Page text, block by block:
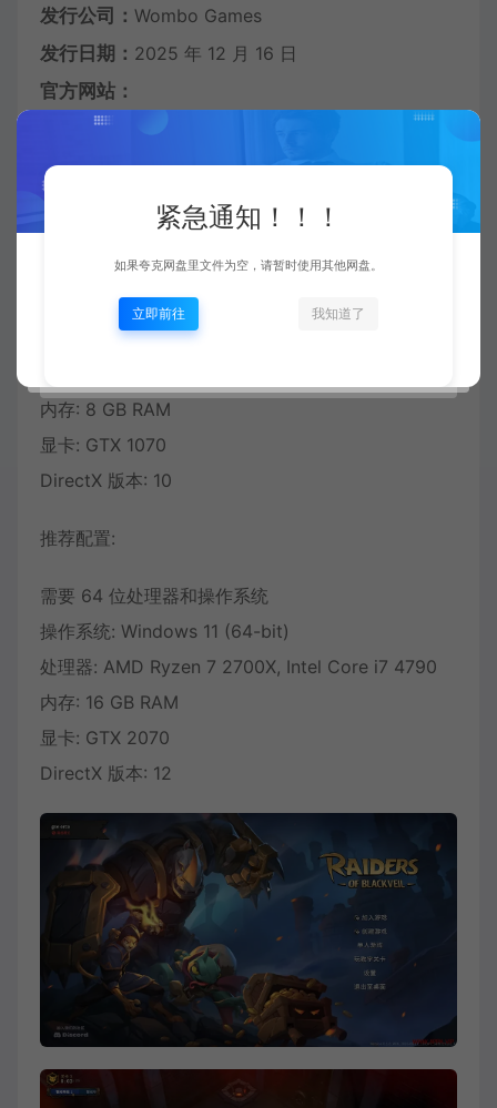
发行公司： Wombo Games
发行日期： 2025 年 12 月 16 日
官方网站：
https://store.steampowered.com/app/3352240/
系统需求：
需要 64 位处理器和操作系统
操作系统 *: Windows 7/8/10/11 (64-bit)
内存: 8 GB RAM
显卡: GTX 1070
DirectX 版本: 10
推荐配置:
需要 64 位处理器和操作系统
操作系统: Windows 11 (64-bit)
处理器: AMD Ryzen 7 2700X, Intel Core i7 4790
内存: 16 GB RAM
显卡: GTX 2070
DirectX 版本: 12
紧急通知！！！
如果夸克网盘里文件为空，请暂时使用其他网盘。
立即前往 我知道了